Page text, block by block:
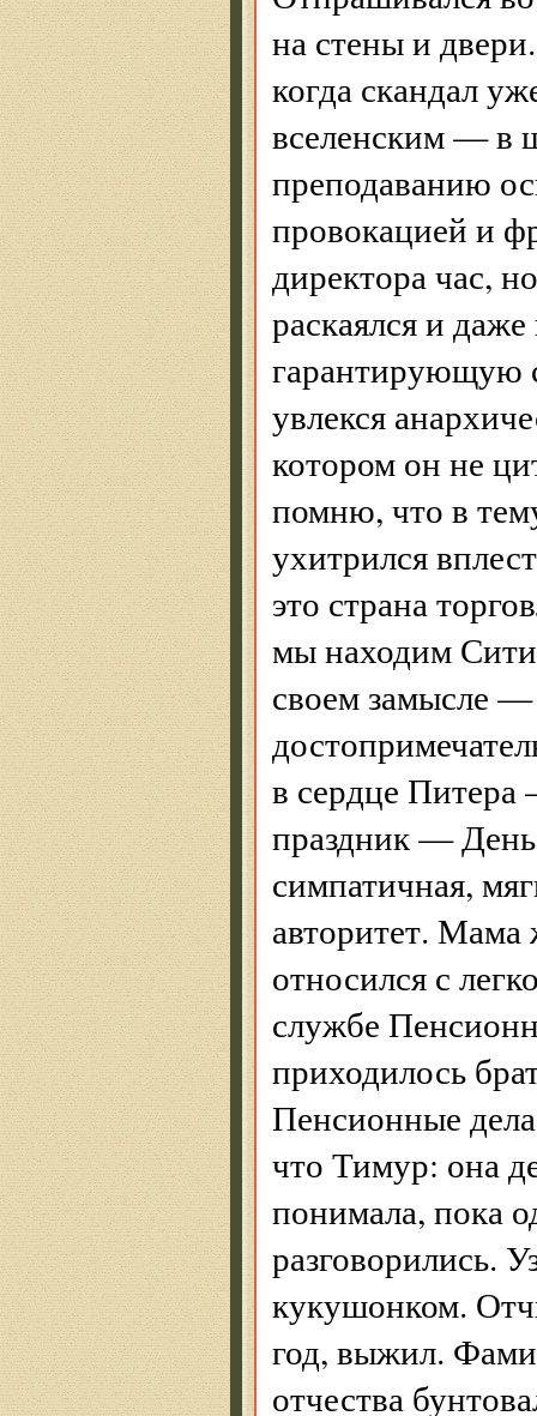
на стены и
когда скандал
вселенским — в
преподаванию
провокацией и
директора час,
раскаялся и
гарантирующую
увлекся
котором он не
помню, что в
ухитрился
это страна
мы находим
своем замысле
в сердце
праздник —
симпатичная,
авторитет.
относился с
службе
приходилось
Пенсионные
что Тимур: она
понимала, пока
разговорились.
кукушонком.
год, выжил.
отчества